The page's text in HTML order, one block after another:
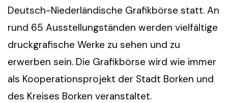
Deutsch-Niederländische Grafikbörse statt. An
rund 65 Ausstellungständen werden vielfältige
druckgrafische Werke zu sehen und zu
erwerben sein. Die Grafikbörse wird wie immer
als Kooperationsprojekt der Stadt Borken und
des Kreises Borken veranstaltet.